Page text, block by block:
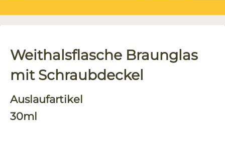
Weithalsflasche Braunglas
mit Schraubdeckel
Auslaufartikel
30ml